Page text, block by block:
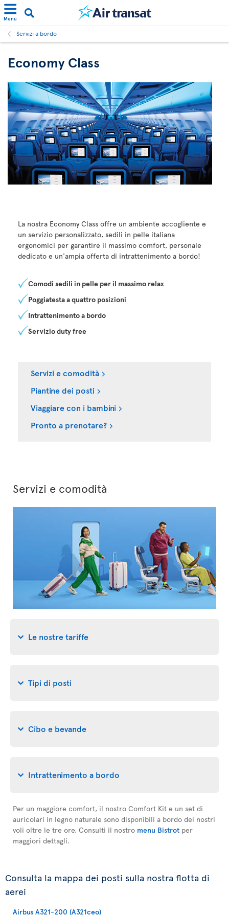
Menu
Servizi a bordo
Economy Class
La nostra Economy Class offre un ambiente accogliente e
un servizio personalizzato, sedili in pelle italiana
ergonomici per garantire il massimo comfort, personale
dedicato e un'ampia offerta di intrattenimento a bordo!
Comodi sedili in pelle per il massimo relax
Poggiatesta a quattro posizioni
Intrattenimento a bordo
Servizio duty free
Servizi e comodità
Piantine dei posti
Viaggiare con i bambini
Pronto a prenotare?
Servizi e comodità
Le nostre tariffe
Tipi di posti
Cibo e bevande
Intrattenimento a bordo
Per un maggiore comfort, il nostro Comfort Kit e un set di
auricolari in legno naturale sono disponibili a bordo dei nostri
voli oltre le tre ore. Consulti il nostro menu Bistrot per
maggiori dettagli.
Consulta la mappa dei posti sulla nostra flotta di
aerei
Airbus A321-200 (A321ceo)